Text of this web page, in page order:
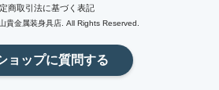
商取引法に基づく表記
貴金属装身具店. All Rights Reserved.
ョップに質問する